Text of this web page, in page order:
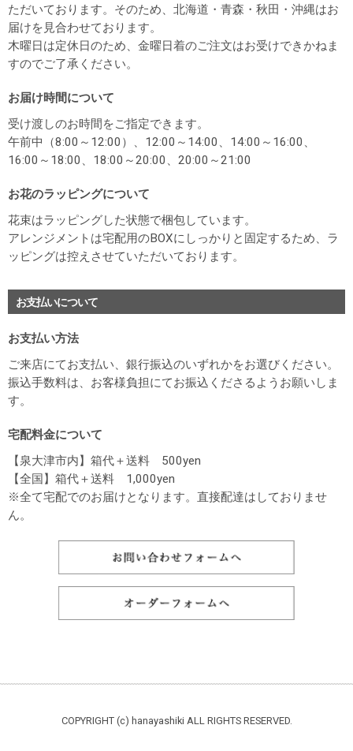
ただいております。そのため、北海道・青森・秋田・沖縄はお
届けを見合わせております。
木曜日は定休日のため、金曜日着のご注文はお受けできかねま
すのでご了承ください。
お届け時間について
受け渡しのお時間をご指定できます。
午前中（8:00～12:00）、12:00～14:00、14:00～16:00、
16:00～18:00、18:00～20:00、20:00～21:00
お花のラッピングについて
花束はラッピングした状態で梱包しています。
アレンジメントは宅配用のBOXにしっかりと固定するため、ラ
ッピングは控えさせていただいております。
お支払いについて
お支払い方法
ご来店にてお支払い、銀行振込のいずれかをお選びください。
振込手数料は、お客様負担にてお振込くださるようお願いしま
す。
宅配料金について
【泉大津市内】箱代＋送料 500yen
【全国】箱代＋送料 1,000yen
※全て宅配でのお届けとなります。直接配達はしておりませ
ん。
COPYRIGHT (c) hanayashiki ALL RIGHTS RESERVED.